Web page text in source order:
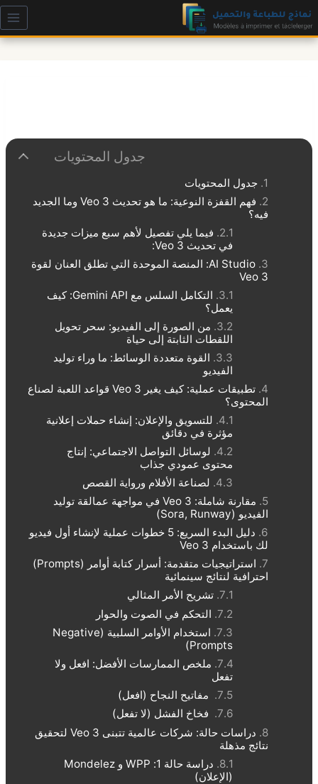
التجاوز
إلى
المحتوى
جدول المحتويات
جدول المحتويات
فهم القفزة النوعية: ما هو تحديث Veo 3 وما الجديد
فيه؟
فيما يلي تفصيل لأهم سبع ميزات جديدة
في تحديث Veo 3:
AI Studio: المنصة الموحدة التي تطلق العنان لقوة
Veo 3
التكامل السلس مع Gemini API: كيف
يعمل؟
من الصورة إلى الفيديو: سحر تحويل
اللقطات الثابتة إلى حياة
القوة متعددة الوسائط: ما وراء توليد
الفيديو
تطبيقات عملية: كيف يغير Veo 3 قواعد اللعبة لصناع
المحتوى؟
للتسويق والإعلان: إنشاء حملات إعلانية
مؤثرة في دقائق
لوسائل التواصل الاجتماعي: إنتاج
محتوى عمودي جذاب
لصناعة الأفلام ورواية القصص
مقارنة شاملة: Veo 3 في مواجهة عمالقة توليد
الفيديو (Sora, Runway)
دليل البدء السريع: 5 خطوات عملية لإنشاء أول فيديو
لك باستخدام Veo 3
استراتيجيات متقدمة: أسرار كتابة أوامر (Prompts)
احترافية لنتائج سينمائية
تشريح الأمر المثالي
التحكم في الصوت والحوار
استخدام الأوامر السلبية (Negative
Prompts)
ملخص الممارسات الأفضل: افعل ولا
تفعل
مفاتيح النجاح (افعل)
فخاخ الفشل (لا تفعل)
دراسات حالة: شركات عالمية تتبنى Veo 3 لتحقيق
نتائج مذهلة
دراسة حالة 1: WPP و Mondelez
(الإعلان)